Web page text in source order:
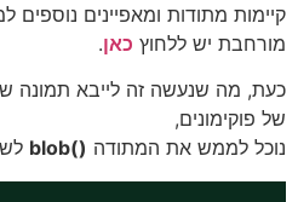
מורחבת יש ללחוץ כאן.
כעת, מה שנעשה זה לייבא תמונה
של פוקימונים,
נוכל לממש את המתודה ()blob